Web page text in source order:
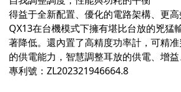
得益于全新配置、優化的電路架構、更高
QX13在台機模式下擁有堪比台放的兇猛
著降低。還內置了高精度功率計，可精
的供電能力，智慧調整耳放的供電、增益
專利號：ZL202321946664.8